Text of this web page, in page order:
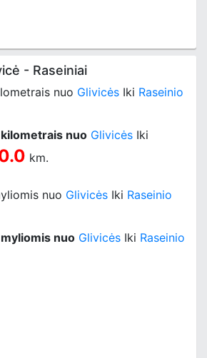
- Raseiniai
nuo Glivicės Iki Raseinio
nuo Glivicės Iki
km.
nuo Glivicės Iki Raseinio
nuo Glivicės Iki Raseinio